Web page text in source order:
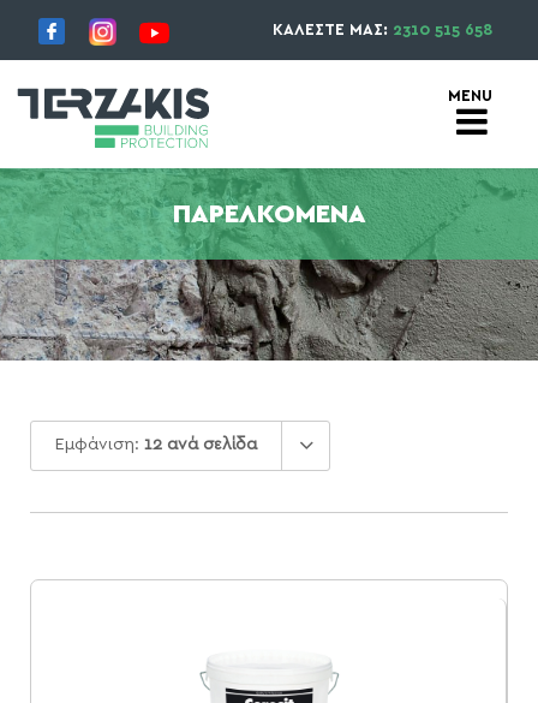
ΚΑΛΕΣΤΕ ΜΑΣ: 2310 515 658
ΠΑΡΕΛΚΌΜΕΝΑ
Εμφάνιση: 12 ανά σελίδα